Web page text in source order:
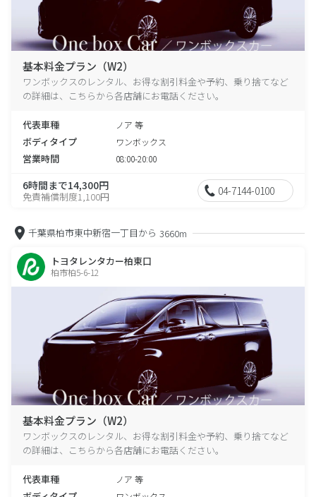
基本料金プラン（W2）
ワンボックスのレンタル、お得な割引料金や予約、乗り捨てなど
の詳細は、こちらから各店舗にお電話ください。
代表車種 ノア 等
ボディタイプ ワンボックス
営業時間 08:00-20:00
6時間まで14,300円
免責補償制度1,100円 04-7144-0100
千葉県柏市東中新宿一丁目から 3660m
トヨタレンタカー柏東口
柏市柏5-6-12
基本料金プラン（W2）
ワンボックスのレンタル、お得な割引料金や予約、乗り捨てなど
の詳細は、こちらから各店舗にお電話ください。
代表車種 ノア 等